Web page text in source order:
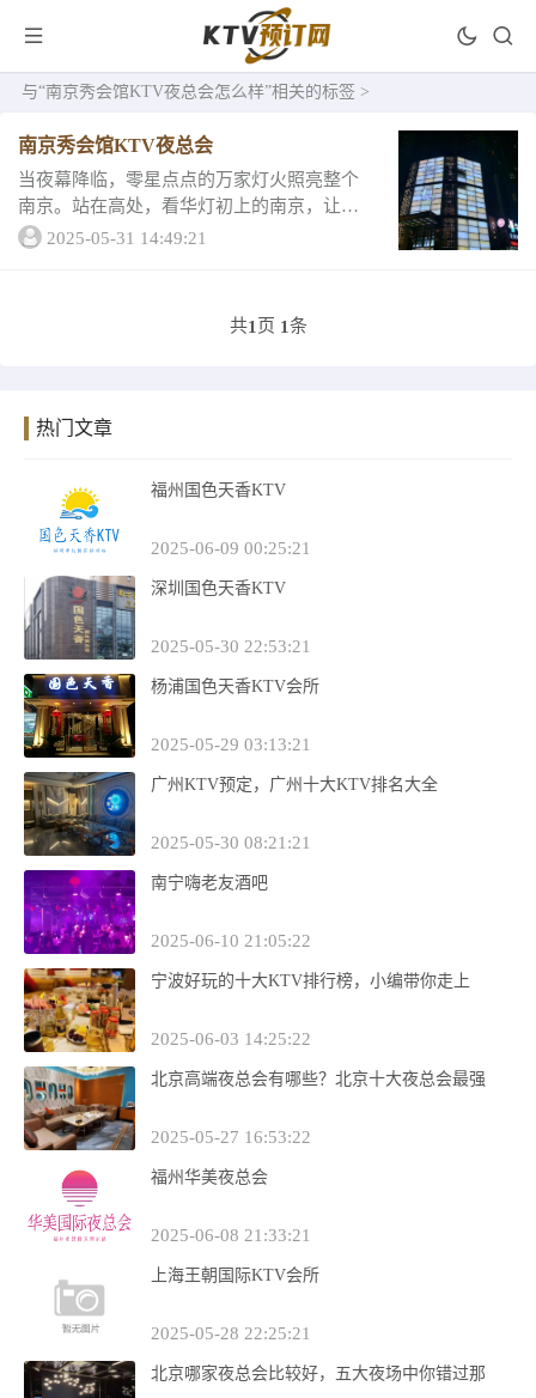
与“南京秀会馆KTV夜总会怎么样”相关的标签 >
南京秀会馆KTV夜总会
当夜幕降临，零星点点的万家灯火照亮整个
南京。站在高处，看华灯初上的南京，让人
痴迷让人心醉。南明河畔，看水波涟漪缓缓
2025-05-31 14:49:21
共1 页 1条
热门文章
福州国色天香KTV
2025-06-09 00:25:21
深圳国色天香KTV
2025-05-30 22:53:21
杨浦国色天香KTV会所
2025-05-29 03:13:21
广州KTV预定，广州十大KTV排名大全
2025-05-30 08:21:21
南宁嗨老友酒吧
2025-06-10 21:05:22
宁波好玩的十大KTV排行榜，小编带你走上
2025-06-03 14:25:22
北京高端夜总会有哪些？北京十大夜总会最强
2025-05-27 16:53:22
福州华美夜总会
2025-06-08 21:33:21
上海王朝国际KTV会所
2025-05-28 22:25:21
北京哪家夜总会比较好，五大夜场中你错过那